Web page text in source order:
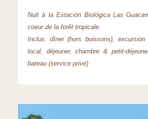
Nuit à la Estación Biológica Las
coeur de la forêt tropicale.
Inclus: dîner (hors boissons), excursion
local, déjeuner, chambre & petit-
bateau (service privé)